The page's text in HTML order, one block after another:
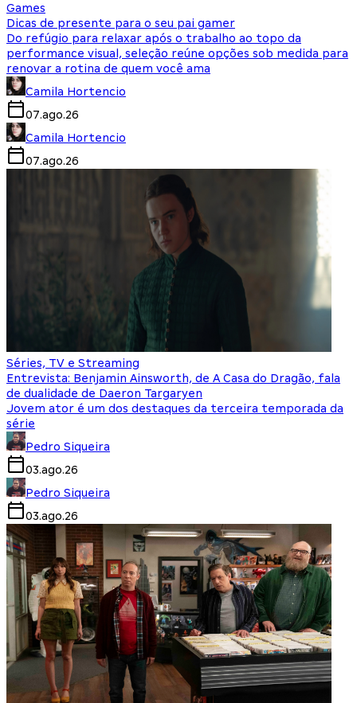
Games
Dicas de presente para o seu pai gamer
Do refúgio para relaxar após o trabalho ao topo da
performance visual, seleção reúne opções sob medida para
renovar a rotina de quem você ama
Camila Hortencio
07.ago.26
Camila Hortencio
07.ago.26
Séries, TV e Streaming
Entrevista: Benjamin Ainsworth, de A Casa do Dragão, fala
de dualidade de Daeron Targaryen
Jovem ator é um dos destaques da terceira temporada da
série
Pedro Siqueira
03.ago.26
Pedro Siqueira
03.ago.26